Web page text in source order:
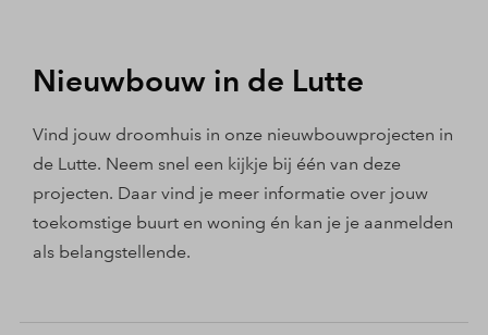
Nieuwbouw in de Lutte
Vind jouw droomhuis in onze nieuwbouwprojecten in
de Lutte. Neem snel een kijkje bij één van deze
projecten. Daar vind je meer informatie over jouw
toekomstige buurt en woning én kan je je aanmelden
als belangstellende.